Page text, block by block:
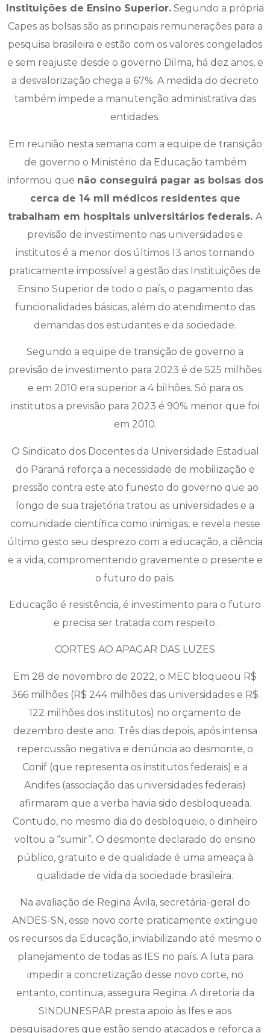
Instituições de Ensino Superior. Segundo a própria
Capes as bolsas são as principais remunerações para a
pesquisa brasileira e estão com os valores congelados
e sem reajuste desde o governo Dilma, há dez anos, e
a desvalorização chega a 67%. A medida do decreto
também impede a manutenção administrativa das
entidades.
Em reunião nesta semana com a equipe de transição
de governo o Ministério da Educação também
informou que não conseguirá pagar as bolsas dos
cerca de 14 mil médicos residentes que
trabalham em hospitais universitários federais. A
previsão de investimento nas universidades e
institutos é a menor dos últimos 13 anos tornando
praticamente impossível a gestão das Instituições de
Ensino Superior de todo o país, o pagamento das
funcionalidades básicas, além do atendimento das
demandas dos estudantes e da sociedade.
Segundo a equipe de transição de governo a
previsão de investimento para 2023 é de 525 milhões
e em 2010 era superior a 4 bilhões. Só para os
institutos a previsão para 2023 é 90% menor que foi
em 2010.
O Sindicato dos Docentes da Universidade Estadual
do Paraná reforça a necessidade de mobilização e
pressão contra este ato funesto do governo que ao
longo de sua trajetória tratou as universidades e a
comunidade científica como inimigas, e revela nesse
último gesto seu desprezo com a educação, a ciência
e a vida, compromentendo gravemente o presente e
o futuro do país.
Educação é resistência, é investimento para o futuro
e precisa ser tratada com respeito.
CORTES AO APAGAR DAS LUZES
Em 28 de novembro de 2022, o MEC bloqueou R$
366 milhões (R$ 244 milhões das universidades e R$
122 milhões dos institutos) no orçamento de
dezembro deste ano. Três dias depois, após intensa
repercussão negativa e denúncia ao desmonte, o
Conif (que representa os institutos federais) e a
Andifes (associação das universidades federais)
afirmaram que a verba havia sido desbloqueada.
Contudo, no mesmo dia do desbloqueio, o dinheiro
voltou a “sumir”. O desmonte declarado do ensino
público, gratuito e de qualidade é uma ameaça à
qualidade de vida da sociedade brasileira.
Na avaliação de Regina Ávila, secretária-geral do
ANDES-SN, esse novo corte praticamente extingue
os recursos da Educação, inviabilizando até mesmo o
planejamento de todas as IES no país. A luta para
impedir a concretização desse novo corte, no
entanto, continua, assegura Regina. A diretoria da
SINDUNESPAR presta apoio às Ifes e aos
pesquisadores que estão sendo atacados e reforça a